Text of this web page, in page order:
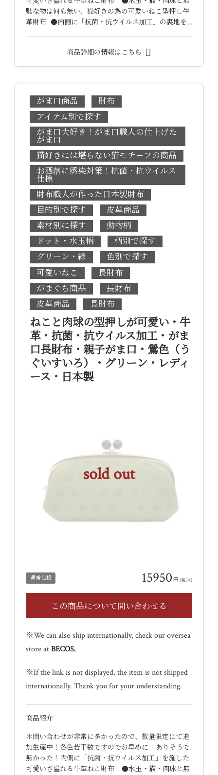
駄な物は何も無い、猫好きの為の可愛いねこ型押し牛
革財布 ●内側に「抗菌・抗ウイルス加工」の裏地を…
商品詳細の情報はこちら
がま口商品
財布
アイテム別で探す
がま口大好き！がま口職人の仕上げた
がま口
猫好きには堪らない猫モチーフの商品
お洒落に感染対策！抗菌・抗ウイルス
仕様
財布職人が作った日本製財布
目的別で探す
皮革商品
素材別に探す
動物柄
ドット・水玉柄
柄別で探す
グリーン・緑
色別で探す
可愛いねこ
長財布
がまぐち商品
長財布
皮革商品
長財布
ねこと肉球の型押しが可愛い・牛
革・抗菌・抗ウイルス加工・がま
口長財布・親子がま口・鶯色（う
ぐいすいろ）・グリーン・レディ
ース・日本製
sold out
通常価格 15950 円(税込)
※We can also ship internationally, check our oversea
store atBECOS.
※If the link is not displayed, the item is not shipped
internationally. Thank you for your understanding.
商品紹介
＊問い合わせが非常に多かったので、数量限定にて追
加生産中！各色若干数ですのでお早めに ありそうで
無かった！内側に「抗菌・抗ウイルス加工」を施した
可愛いさ溢れる牛革ねこ財布 ●水玉・猫・肉球と無